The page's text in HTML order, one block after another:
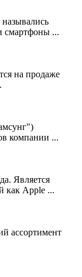
смартфоны ...
на продаже
компании ...
Является
как Apple ...
ассортимент